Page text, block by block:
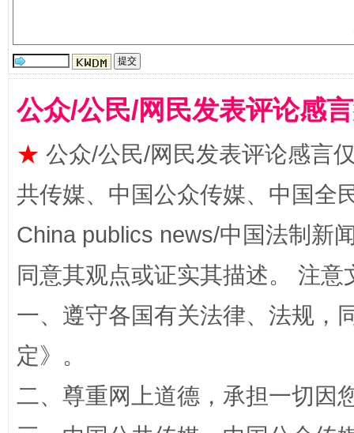
漫山遍野的桃花与雪山、麦地、白藏房 除
公众/公民/网民发表评论感
★ 公众/公民/网民发表评论感言
共传媒、中国公众传媒、中国全
China publics news/中国法制新
同意其观点或证实其描述。 注
一、遵守各国有关法律、法规，
定》。
二、尊重网上道德，承担一切因